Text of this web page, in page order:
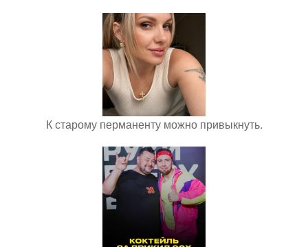
К старому перманенту можно привыкнуть.